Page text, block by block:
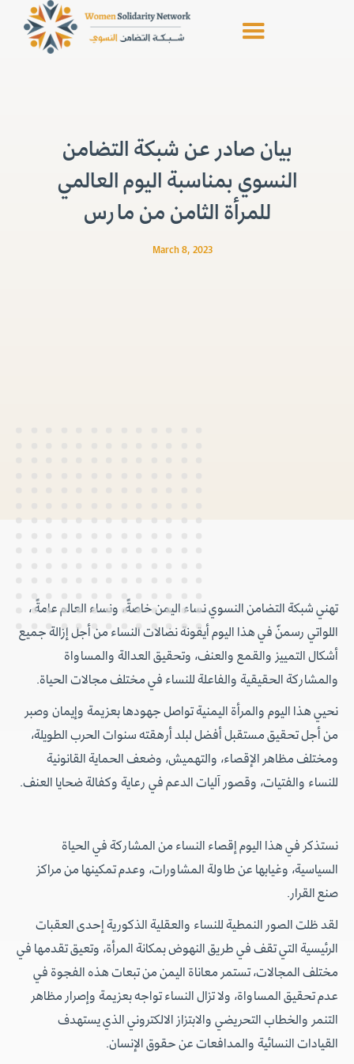
بيان صادر عن شبكة التضامن
النسوي بمناسبة اليوم العالمي
للمرأة الثامن من مارس
March 8, 2023
تهني شبكة التضامن النسوي نساء اليمن خاصةً، ونساء العالم عامةً ،
اللواتي رسمنّ في هذا اليوم أيقونة نضالات النساء من أجل إزالة جميع
أشكال التمييز والقمع والعنف، وتحقيق العدالة والمساواة
والمشاركة الحقيقية والفاعلة للنساء في مختلف مجالات الحياة.
نحيي هذا اليوم والمرأة اليمنية تواصل جهودها بعزيمة وإيمان وصبر
من أجل تحقيق مستقبل أفضل لبلد أرهقته سنوات الحرب الطويلة،
ومختلف مظاهر الإقصاء، والتهميش، وضعف الحماية القانونية
للنساء والفتيات، وقصور آليات الدعم في رعاية وكفالة ضحايا العنف.
نستذكر في هذا اليوم إقصاء النساء من المشاركة في الحياة
السياسية، وغيابها عن طاولة المشاورات، وعدم تمكينها من مراكز
صنع القرار.
لقد ظلت الصور النمطية للنساء والعقلية الذكورية إحدى العقبات
الرئيسية التي تقف في طريق النهوض بمكانة المرأة، وتعيق تقدمها في
مختلف المجالات، تستمر معاناة اليمن من تبعات هذه الفجوة في
عدم تحقيق المساواة، ولا تزال النساء تواجه بعزيمة وإصرار مظاهر
التنمر والخطاب التحريضي والابتزاز الالكتروني الذي يستهدف
القيادات النسائية والمدافعات عن حقوق الإنسان.